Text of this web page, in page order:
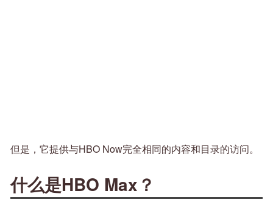
但是，它提供与HBO Now完全相同的内容和目录的访问。
什么是HBO Max？